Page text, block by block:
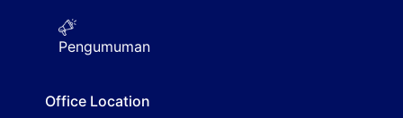
Pengumuman
Office Location